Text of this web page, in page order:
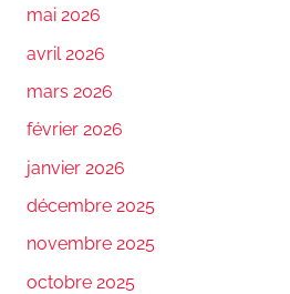
mai 2026
avril 2026
mars 2026
février 2026
janvier 2026
décembre 2025
novembre 2025
octobre 2025